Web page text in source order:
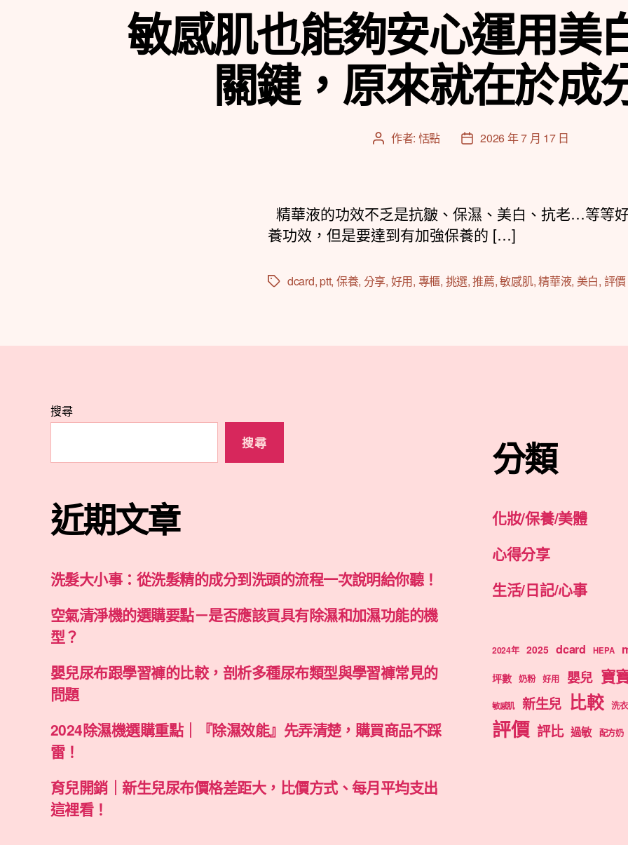
敏感肌也能夠安心運用美
關鍵，原來就在於成
文 作者: 恬點
文
日
期
2026 年 7 月 17 日
精華液的功效不乏是抗皺、保濕、美白、抗老…等等
養功效，但是要達到有加強保養的 […]
標 dcard, ptt, 保養, 分享, 好用, 專櫃, 挑選,推薦,敏感肌,精華液, 美白, 評價
搜尋
搜尋
近期文章
洗髮大小事：從洗髮精的成分到洗頭的流程一次說明給你聽！
空氣清淨機的選購要點－是否應該買具有除濕和加濕功能的機
型？
嬰兒尿布跟學習褲的比較，剖析多種尿布類型與學習褲常見的
問題
2024除濕機選購重點｜『除濕效能』先弄清楚，購買商品不踩
雷！
育兒開銷｜新生兒尿布價格差距大，比價方式、每月平均支出
這裡看！
分類
化妝/保養/美體
心得分享
生活/日記/心事
2024年 2025 dcard HEPA
坪數 奶粉 好用 嬰兒 寶
敏感肌 新生兒 比較 洗
評價 評比 過敏 配方奶